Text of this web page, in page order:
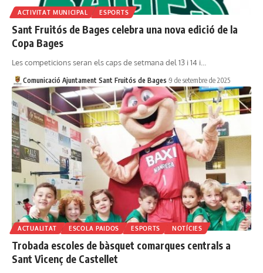
ACTIVITAT MUNICIPAL ESPORTS
Sant Fruitós de Bages celebra una nova edició de la
Copa Bages
Les competicions seran els caps de setmana del 13 i 14 i…
Comunicació Ajuntament Sant Fruitós de Bages 9 de setembre de 2025
ACTUALITAT ESCOLA PAIDOS ESPORTS NOTÍCIES
Trobada escoles de bàsquet comarques centrals a
Sant Vicenç de Castellet